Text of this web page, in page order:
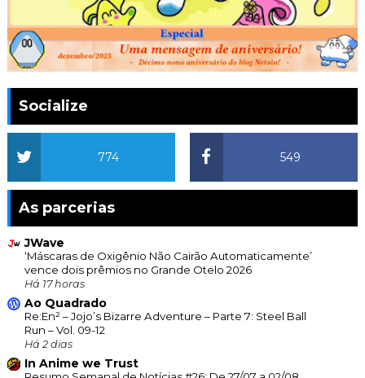
Socialize
549
774
As parcerias
JWave
‘Máscaras de Oxigênio Não Cairão Automaticamente’
vence dois prêmios no Grande Otelo 2026
Há 17 horas
Ao Quadrado
Re:En² – Jojo’s Bizarre Adventure – Parte 7: Steel Ball
Run – Vol. 09-12
Há 2 dias
In Anime we Trust